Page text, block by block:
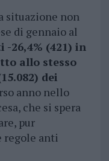
situazione non
di gennaio al
-26,4% (421) in
allo stesso
dei
anno nello
che si spera
pur
regole anti